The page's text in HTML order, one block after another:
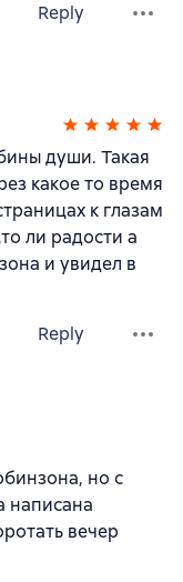
Reply
души. Такая
какое то время
к глазам
ли радости а
и увидел в
Reply
но с
написана
вечер